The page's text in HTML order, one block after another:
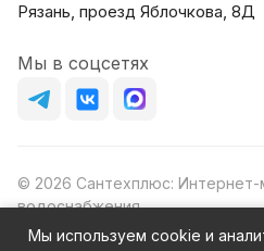
Рязань, проезд Яблочкова, 8Д
Мы в соцсетях
© 2026 Сантехплюс: Интернет-
водоснабжения
Юридический адрес: 390023, г.
Мы используем cookie и